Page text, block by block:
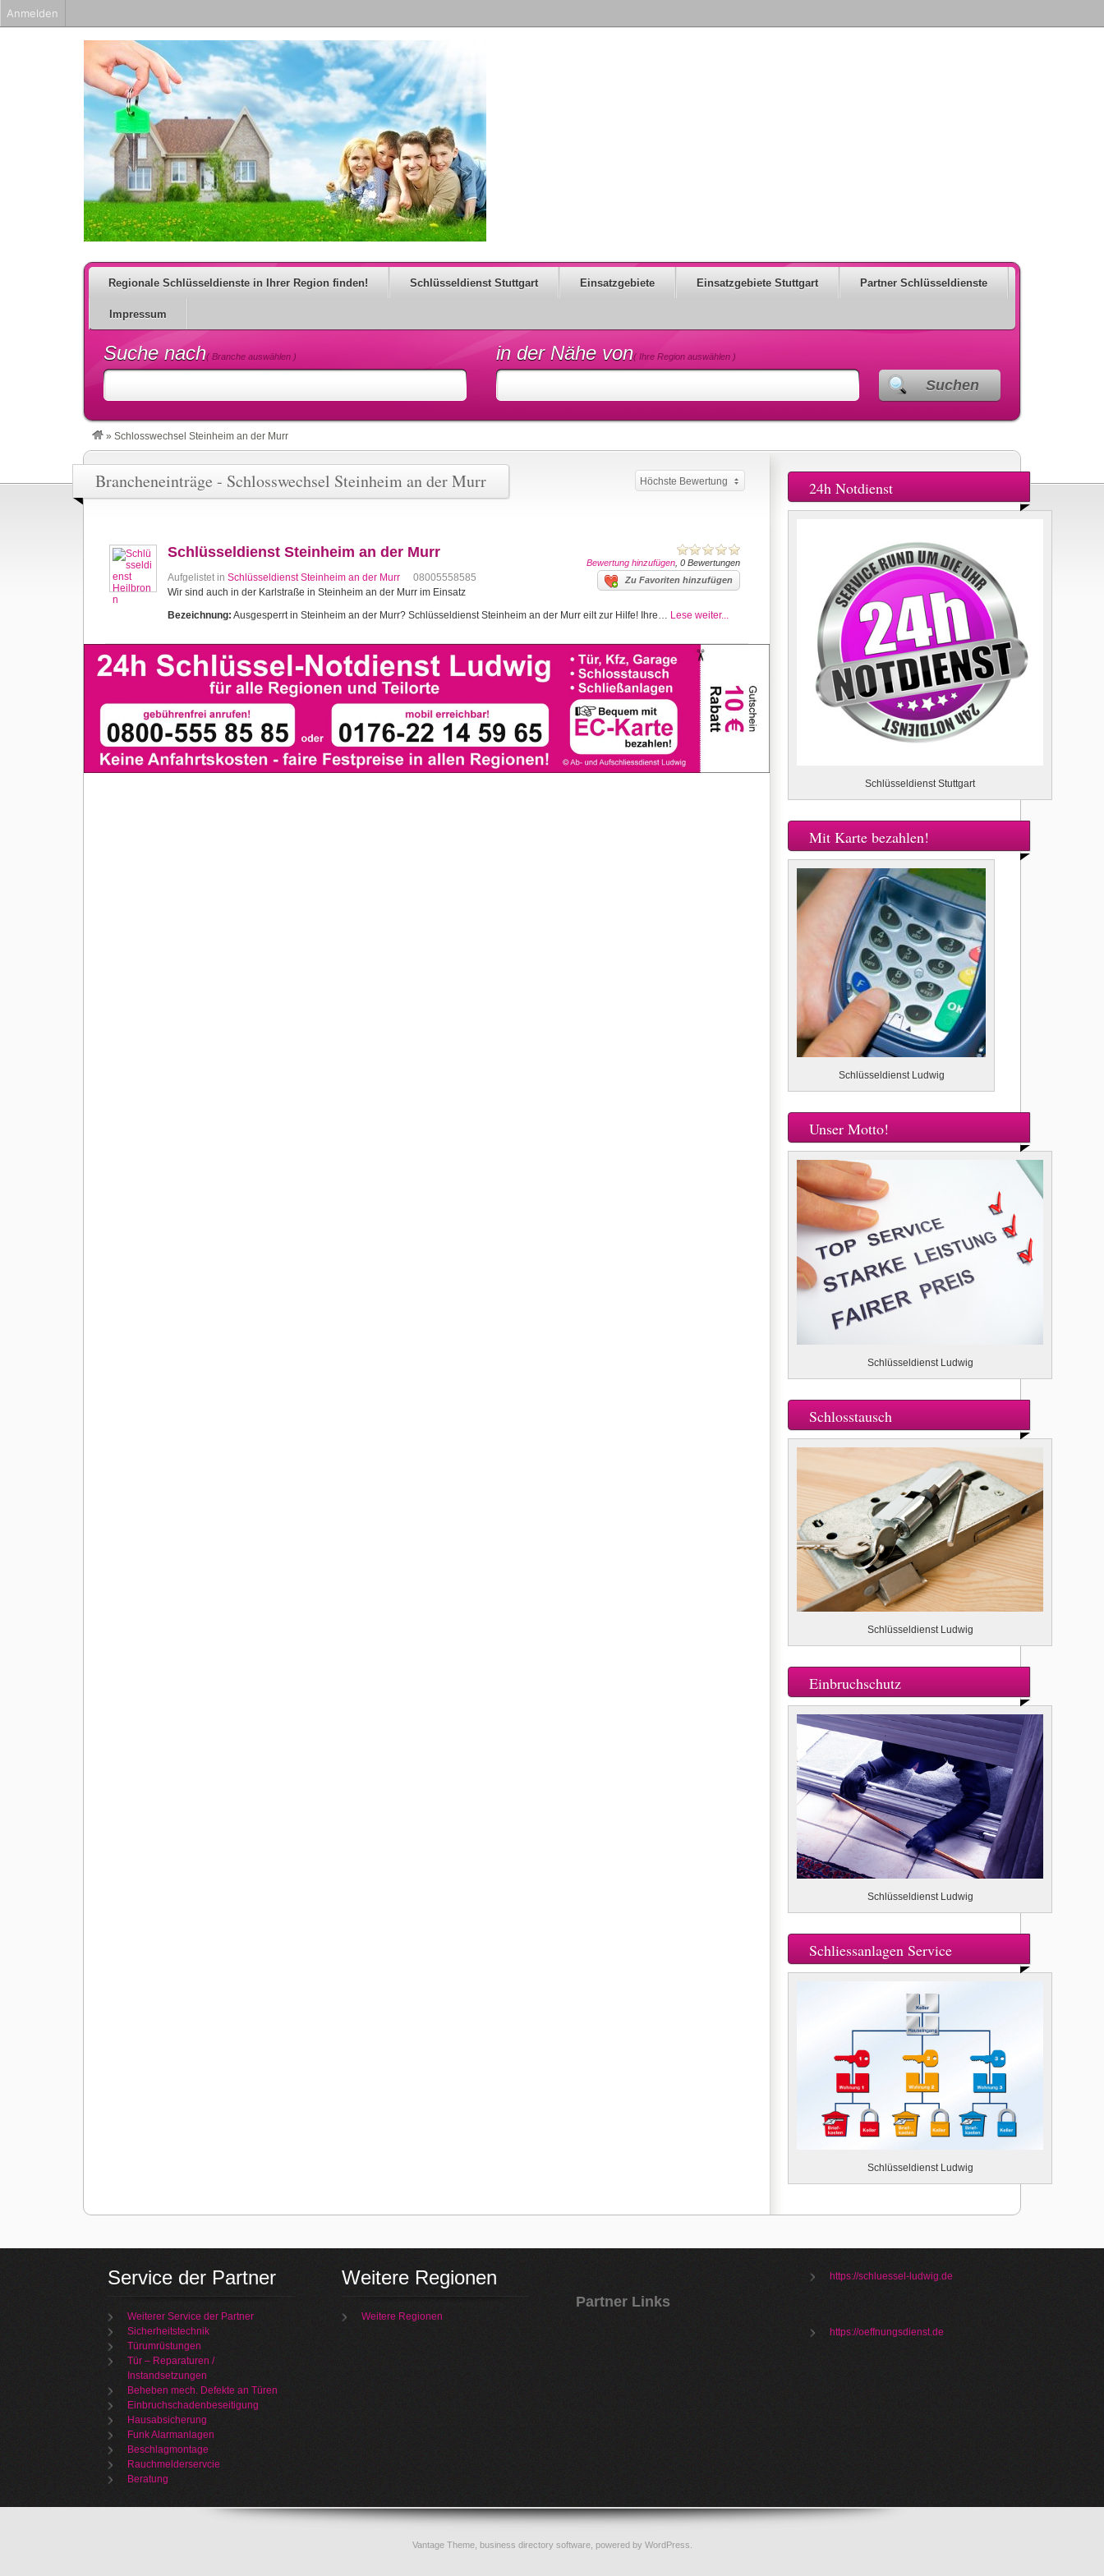
Regionale Schlüsseldienste in Ihrer Region finden! Schlüsseldienst Stuttgart Einsatzgebiete Einsatzgebiete Stuttgart Partner Schlüsseldienste
Impressum
Suche nach( Branche auswählen ) in der Nähe von( Ihre Region auswählen )
Suchen
» Schlosswechsel Steinheim an der Murr
Brancheneinträge - Schlosswechsel Steinheim an der Murr Höchste Bewertung
Bewertung hinzufügen , 0 Bewertungen
Schlüsseldienst Steinheim an der Murr
Aufgelistet in Schlüsseldienst Steinheim an der Murr Zu Favoriten hinzufügen
08005558585
Wir sind auch in der Karlstraße in Steinheim an der Murr im Einsatz
Bezeichnung: Ausgesperrt in Steinheim an der Murr? Schlüsseldienst Steinheim an der Murr eilt zur Hilfe! Ihre… Lese weiter...
24h Notdienst
Schlüsseldienst Stuttgart
Mit Karte bezahlen!
Schlüsseldienst Ludwig
Unser Motto!
Schlüsseldienst Ludwig
Schlosstausch
Schlüsseldienst Ludwig
Einbruchschutz
Schlüsseldienst Ludwig
Schliessanlagen Service
Schlüsseldienst Ludwig
Service der Partner
Weiterer Service der Partner
Sicherheitstechnik
Türumrüstungen
Tür – Reparaturen /
Instandsetzungen
Beheben mech. Defekte an Türen
Einbruchschadenbeseitigung
Hausabsicherung
Funk Alarmanlagen
Beschlagmontage
Rauchmelderservcie
Beratung
Weitere Regionen
Weitere Regionen
Partner Links
https://schluessel-ludwig.de
https://oeffnungsdienst.de
Vantage Theme, business directory software, powered by WordPress
Anmelden